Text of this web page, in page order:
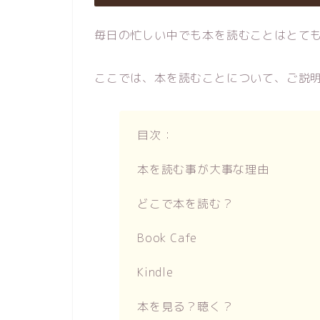
毎日の忙しい中でも本を読むことはとて
ここでは、本を読むことについて、ご説
目次：
本を読む事が大事な理由
どこで本を読む？
Book Cafe
Kindle
本を見る？聴く？